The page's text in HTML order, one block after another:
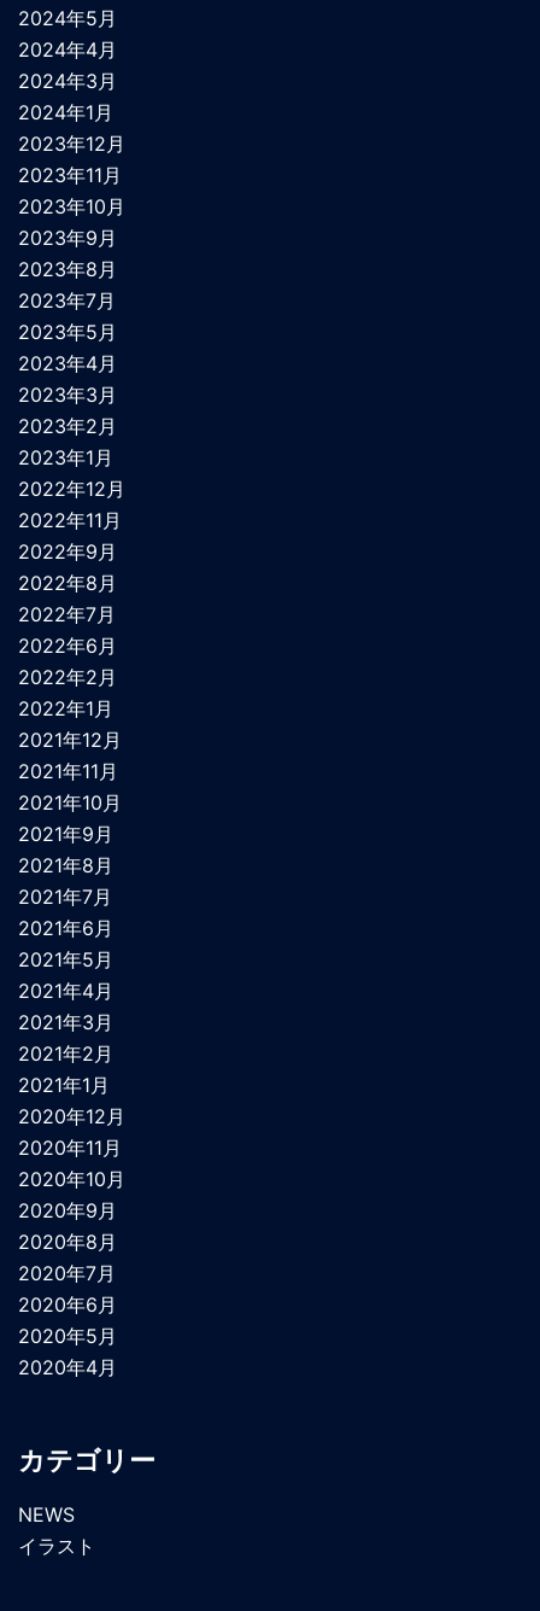
2024年5月
2024年4月
2024年3月
2024年1月
2023年12月
2023年11月
2023年10月
2023年9月
2023年8月
2023年7月
2023年5月
2023年4月
2023年3月
2023年2月
2023年1月
2022年12月
2022年11月
2022年9月
2022年8月
2022年7月
2022年6月
2022年2月
2022年1月
2021年12月
2021年11月
2021年10月
2021年9月
2021年8月
2021年7月
2021年6月
2021年5月
2021年4月
2021年3月
2021年2月
2021年1月
2020年12月
2020年11月
2020年10月
2020年9月
2020年8月
2020年7月
2020年6月
2020年5月
2020年4月
カテゴリー
NEWS
イラスト